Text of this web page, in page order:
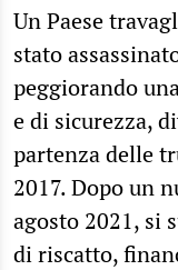
Un Paese
stato
peggiorando
e di sicurezza,
partenza delle
2017. Dopo un
agosto 2021, si
di riscatto,